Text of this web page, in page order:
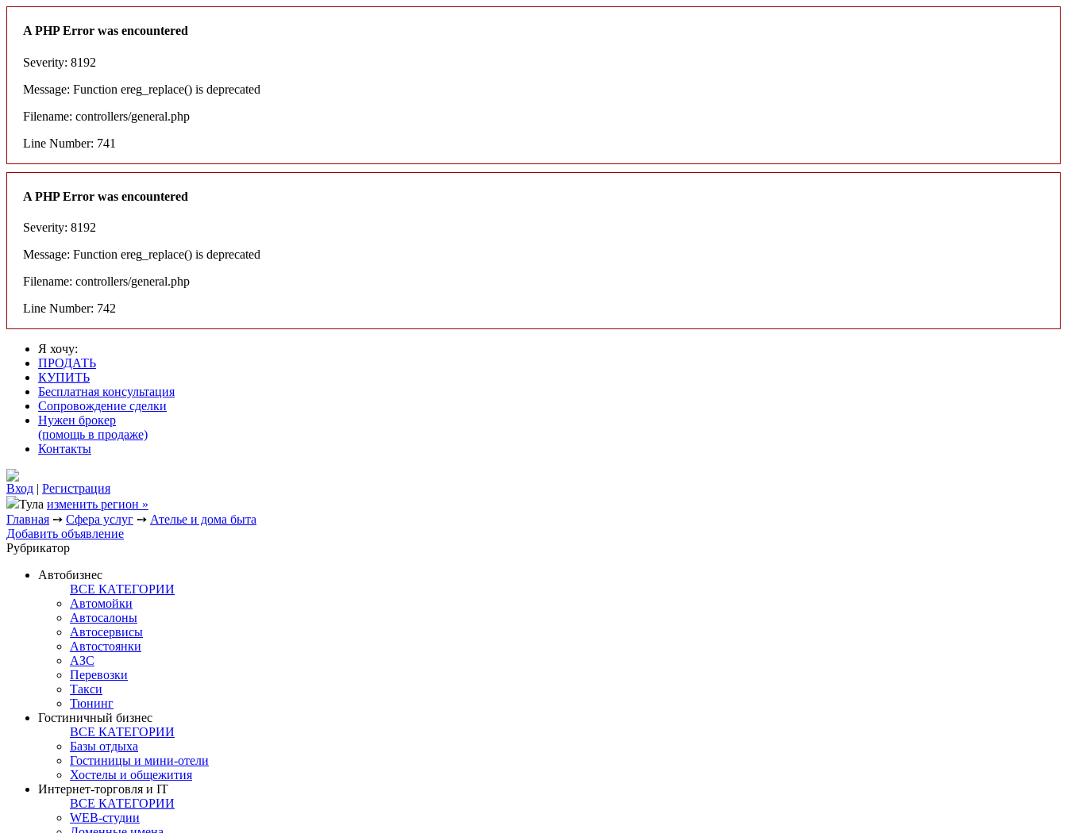
A PHP Error was encountered
Severity: 8192
Message: Function ereg_replace() is deprecated
Filename: controllers/general.php
Line Number: 741
A PHP Error was encountered
Severity: 8192
Message: Function ereg_replace() is deprecated
Filename: controllers/general.php
Line Number: 742
Я хочу:
ПРОДАТЬ
КУПИТЬ
Бесплатная консультация
Сопровождение сделки
Нужен брокер
(помощь в продаже)
Контакты
Вход | Регистрация
Тула изменить регион »
Главная ➙ Сфера услуг ➙ Ателье и дома быта
Добавить объявление
Рубрикатор
Автобизнес
ВСЕ КАТЕГОРИИ
Автомойки
Автосалоны
Автосервисы
Автостоянки
АЗС
Перевозки
Такси
Тюнинг
Гостиничный бизнес
ВСЕ КАТЕГОРИИ
Базы отдыха
Гостиницы и мини-отели
Хостелы и общежития
Интернет-торговля и IT
ВСЕ КАТЕГОРИИ
WEB-студии